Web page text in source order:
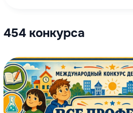
454 конкурса